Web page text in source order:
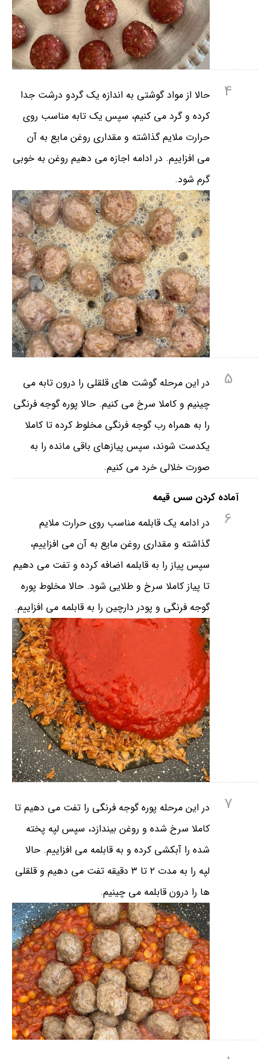
4
حالا از مواد گوشتی به اندازه یک گردو درشت جدا
کرده و گرد می کنیم، سپس یک تابه مناسب روی
حرارت ملایم گذاشته و مقداری روغن مایع به آن
می افزاییم. در ادامه اجازه می دهیم روغن به خوبی
گرم شود.
5
در این مرحله گوشت های قلقلی را درون تابه می
چینیم و کاملا سرخ می کنیم. حالا پوره گوجه فرنگی
را به همراه رب گوجه فرنگی مخلوط کرده تا کاملا
یکدست شوند، سپس پیازهای باقی مانده را به
صورت خلالی خرد می کنیم.
آماده کردن سس قیمه
6
در ادامه یک قابلمه مناسب روی حرارت ملایم
گذاشته و مقداری روغن مایع به آن می افزاییم،
سپس پیاز را به قابلمه اضافه کرده و تفت می دهیم
تا پیاز کاملا سرخ و طلایی شود. حالا مخلوط پوره
گوجه فرنگی و پودر دارچین را به قابلمه می افزاییم.
7
در این مرحله پوره گوجه فرنگی را تفت می دهیم تا
کاملا سرخ شده و روغن بیندازد، سپس لپه پخته
شده را آبکشی کرده و به قابلمه می افزاییم. حالا
لپه را به مدت ۲ تا ۳ دقیقه تفت می دهیم و قلقلی
ها را درون قابلمه می چینیم.